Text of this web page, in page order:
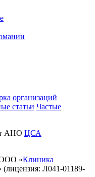
организаций
статьи Частые
АНО ЦСА
ООО «Клиника
(лицензия: Л041-01189-